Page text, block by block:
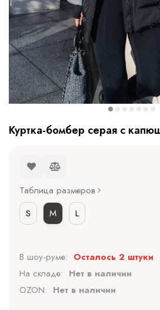
Куртка-бомбер серая с
Таблица размеров
S
M L
В шоу-руме: Осталось 2 штуки
На складе: Нет в наличии
OZON: Нет в наличии